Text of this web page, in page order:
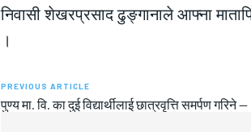
निवासी शेखरप्रसाद ढुङ्गानाले आफ्ना
।
PREVIOUS ARTICLE
पुण्य मा. वि. का दुई विद्यार्थीलाई छात्रवृत्ति समर्पण गरिने —